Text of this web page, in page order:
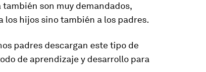
son muy demandados,
los hijos sino también a los padres.
padres descargan este tipo de
de aprendizaje y desarrollo para